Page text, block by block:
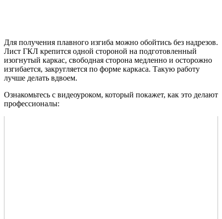
Для получения плавного изгиба можно обойтись без надрезов.
Лист ГКЛ крепится одной стороной на подготовленный
изогнутый каркас, свободная сторона медленно и осторожно
изгибается, закругляется по форме каркаса. Такую работу
лучше делать вдвоем.
Ознакомьтесь с видеоуроком, который покажет, как это делают
профессионалы: